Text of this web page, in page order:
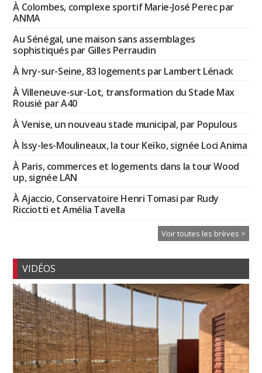
À Colombes, complexe sportif Marie-José Perec par
ANMA
Au Sénégal, une maison sans assemblages
sophistiqués par Gilles Perraudin
À Ivry-sur-Seine, 83 logements par Lambert Lénack
À Villeneuve-sur-Lot, transformation du Stade Max
Rousié par A40
À Venise, un nouveau stade municipal, par Populous
À Issy-les-Moulineaux, la tour Keïko, signée Loci Anima
À Paris, commerces et logements dans la tour Wood
up, signée LAN
À Ajaccio, Conservatoire Henri Tomasi par Rudy
Ricciotti et Amélia Tavella
Voir toutes les brèves >
VIDÉOS